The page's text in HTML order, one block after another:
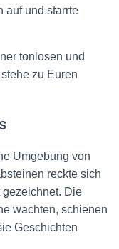
auf und starrte
tonlosen und
zu Euren
Umgebung von
reckte sich
gezeichnet. Die
wachten, schienen
Geschichten